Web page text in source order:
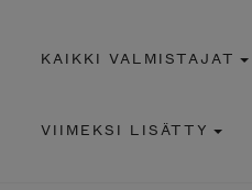
Type 2 or more characters for
KAIKKI VALMISTAJAT
VIIMEKSI LISÄTTY